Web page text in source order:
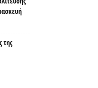
της